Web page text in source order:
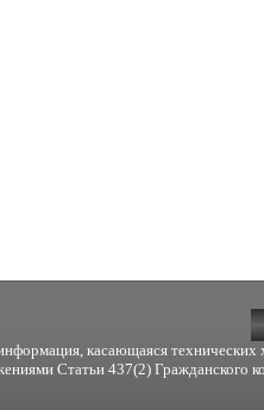
касающаяся
Статьи 437(2) Гражданского